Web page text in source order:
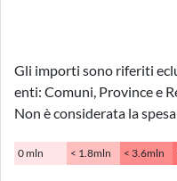
Gli importi sono riferiti
enti: Comuni, Province e
Non è considerata la
0 mln < 1.8mln < 3.6mln